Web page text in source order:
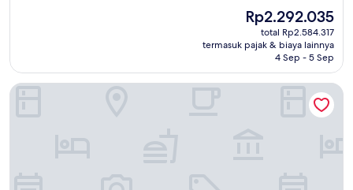
Harga
sekarang
Rp2.292.035
Rp2.292.035
total Rp2.584.317
termasuk pajak & biaya lainnya
4 Sep - 5 Sep
Somerset Central Salcedo Makati